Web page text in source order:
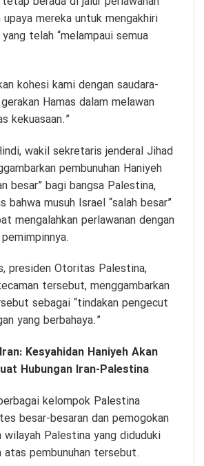
mereka untuk mengakhiri
telah “melampaui semua
kohesi kami dengan saudara-
Hamas dalam melawan
kekuasaan.”
wakil sekretaris jenderal Jihad
pembunuhan Haniyeh
besar” bagi bangsa Palestina,
musuh Israel “salah besar”
mengalahkan perlawanan dengan
presiden Otoritas Palestina,
tersebut, menggambarkan
sebagai “tindakan pengecut
yang berbahaya.”
Iran: Kesyahidan Haniyeh Akan
Hubungan Iran-Palestina
kelompok Palestina
besar-besaran dan pemogokan
wilayah Palestina yang diduduki
atas pembunuhan tersebut.